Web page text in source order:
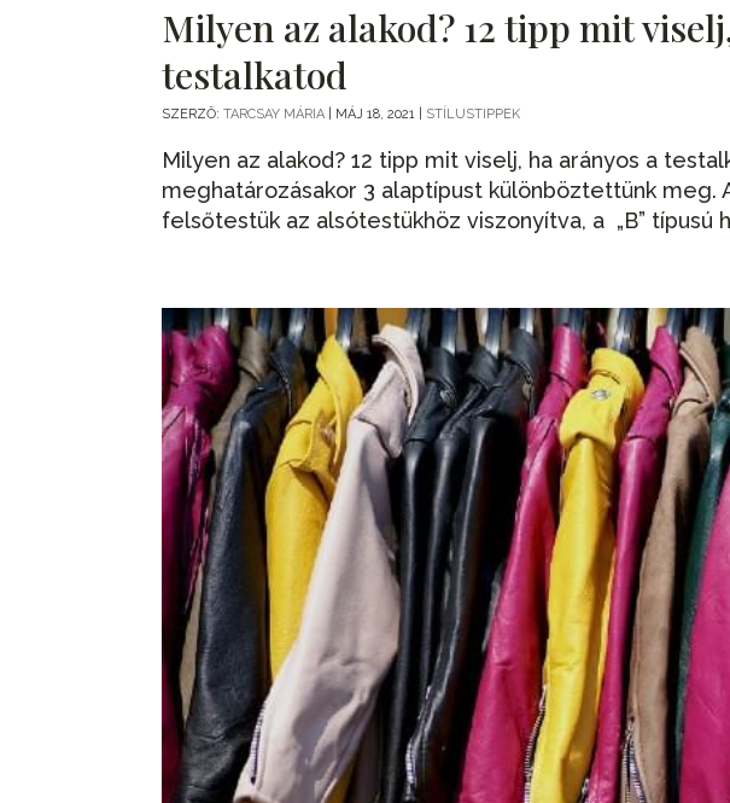
Milyen az alakod? 12 tipp mit
testalkatod
SZERZŐ:TARCSAY MÁRIA MÁJ 18, 2021 STÍLUSTIPPEK
Milyen az alakod? 12 tipp mit viselj, ha arányos a
meghatározásakor 3 alaptípust különböztettünk meg.
felsőtestük az alsótestükhöz viszonyítva, a „B” típusú